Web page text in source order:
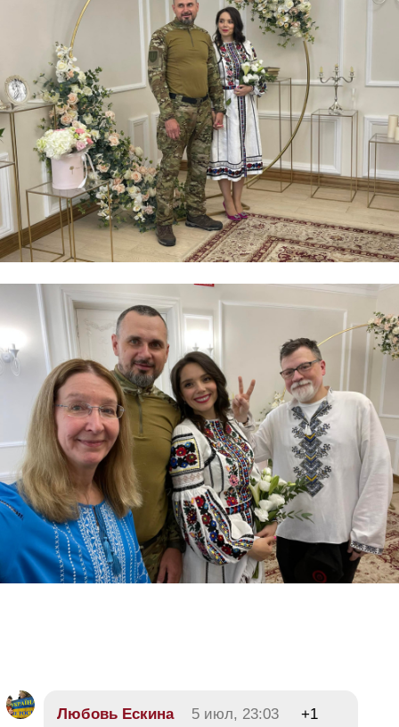
Любовь Ескина 5 июл, 23:03
+1